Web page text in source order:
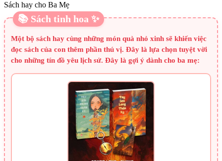
Sách hay cho Ba Mẹ
📚 Sách tinh hoa ✨
Một bộ sách hay cùng những món quà nhỏ xinh sẽ khiến việc
đọc sách của con thêm phần thú vị. Đây là lựa chọn tuyệt vời
cho những tín đồ yêu lịch sử. Đây là gợi ý dành cho ba mẹ: